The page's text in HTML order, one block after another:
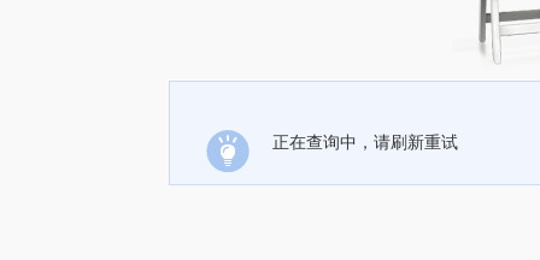
正在查询中，请刷新重试